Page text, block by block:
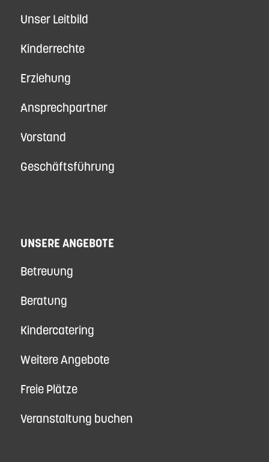
Unser Leitbild
Kinderrechte
Erziehung
Ansprechpartner
Vorstand
Geschäftsführung
UNSERE ANGEBOTE
Betreuung
Beratung
Kindercatering
Weitere Angebote
Freie Plätze
Veranstaltung buchen